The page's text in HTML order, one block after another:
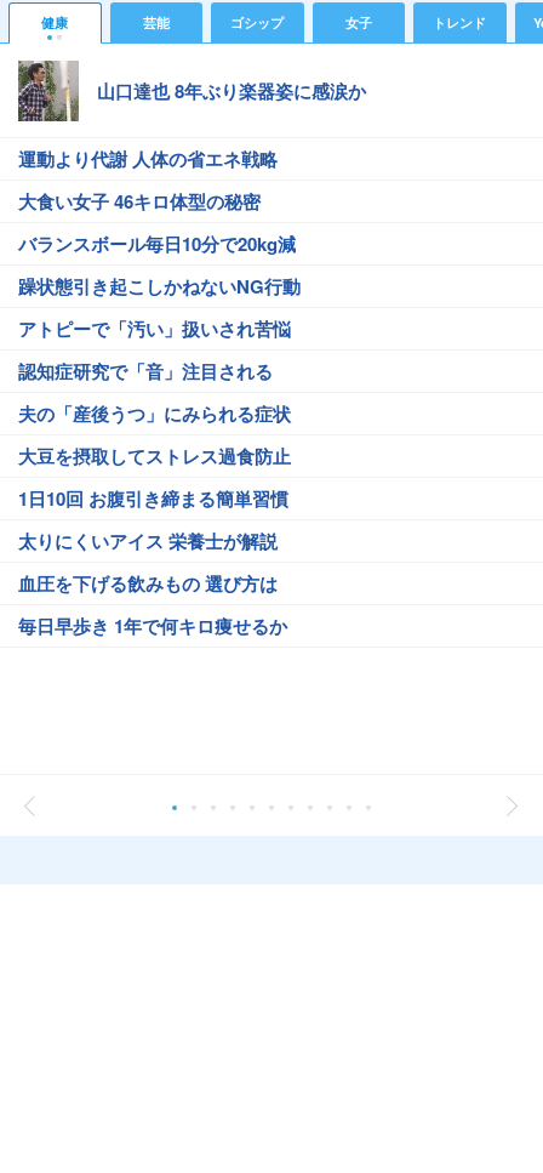
健康 芸能 ゴシップ 女子 トレンド
山口達也 8年ぶり楽器姿に感涙か
運動より代謝 人体の省エネ戦略
大食い女子 46キロ体型の秘密
バランスボール毎日10分で20kg減
躁状態引き起こしかねないNG行動
アトピーで「汚い」扱いされ苦悩
認知症研究で「音」注目される
夫の「産後うつ」にみられる症状
大豆を摂取してストレス過食防止
1日10回 お腹引き締まる簡単習慣
太りにくいアイス 栄養士が解説
血圧を下げる飲みもの 選び方は
毎日早歩き 1年で何キロ痩せるか